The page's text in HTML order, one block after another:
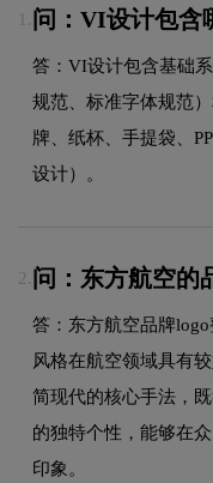
问：VI设计包含
答：VI设计包含基础
规范、标准字体规范
牌、纸杯、手提袋、
设计）。
2. 问：东方航空的
答：东方航空品牌
风格在航空领域具有
简现代的核心手法，
的独特个性，能够在
印象。